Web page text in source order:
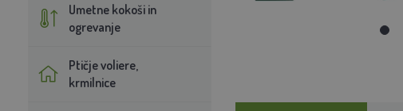
Umetne kokoši in
ogrevanje
Ptičje voliere,
krmilnice